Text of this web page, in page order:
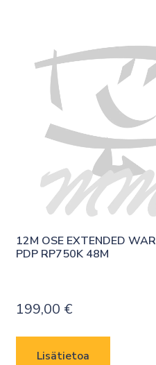
12M OSE EXTENDED
PDP RP750K 48M
199,00 €
Lisätietoa